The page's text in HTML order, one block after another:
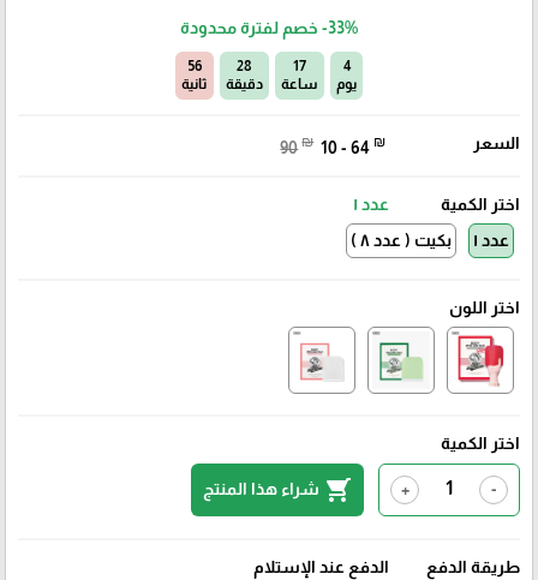
-33% خصم لفترة محدودة
4
يوم
17
ساعة
28
دقيقة
55
ثانية
السعر 90 ₪ 10 - 64 ₪
اختر الكمية
عدد ١
عدد ١
بكيت ( عدد ٨ )
اختر اللون
اختر الكمية
-
+
shopping_cart شراء هذا المنتج
طريقة الدفع
الدفع عند الإستلام